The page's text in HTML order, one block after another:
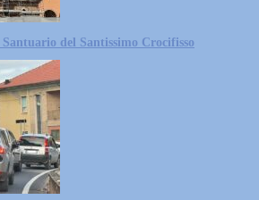
del Santissimo Crocifisso